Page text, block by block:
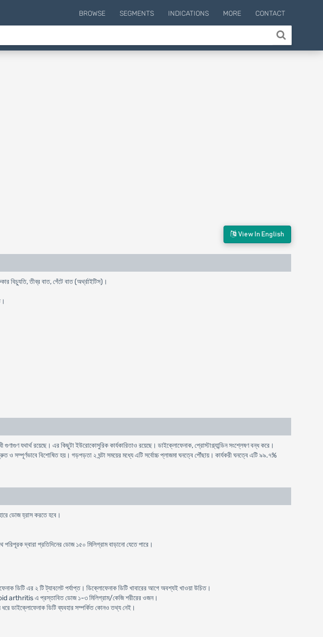
BROWSE SEGMENTS INDICATIONS MORE CONTACT
View In English
বিচ্যুতি, তীব্র বাত, গেঁটে বাত (অর্থ্রাইটিস)।
যথার্থ রয়েছে। এর কিছুটা ইউরোকোসুরিক কার্যকারিতাও রয়েছে। ডাইক্লোফেনাক, প্রোস্টাগ্ল্যান্ডিন সংশ্লেষণ বন্ধ করে।
সম্পূর্ণভাবে বিশোষিত হয়। গড়পড়তা ২ ঘন্টা সময়ের মধ্যে এটি সর্বোচ্চ প্লাজমা ঘনত্বে পৌঁছায়। কার্যকরী ঘনত্বে এটি ৯৯.৭%
ডোজ হ্রাস করতে হবে।
পরিপূরক দ্বারা প্রতিদিনের ডোজ ১৫০ মিলিগ্রাম বাড়ানো যেতে পারে।
ডিটি এর ২ টি ট্যাবলেট পর্যাপ্ত। ডিক্লোফেনাক ডিটি খাবারের আগে অবশ্যই খাওয়া উচিত।
এ প্রস্তাবিত ডোজ ১-৩ মিলিগ্রাম/কেজি শরীরের ওজন।
ডাইক্লোফেনাক ডিটি ব্যবহার সম্পর্কিত কোনও তথ্য নেই।